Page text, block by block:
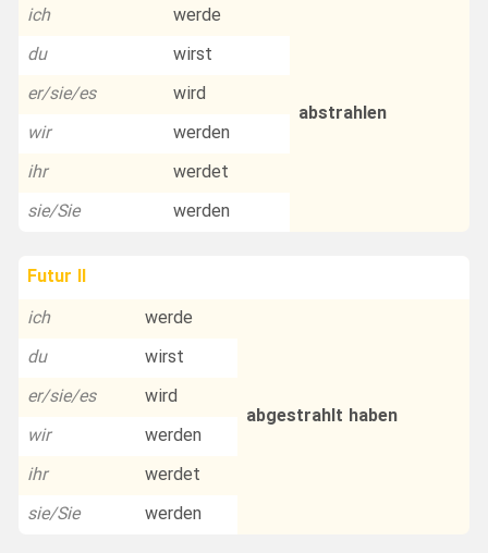
ich
werde
abstrahlen
du
wirst
er/sie/es
wird
wir
werden
ihr
werdet
sie/Sie
werden
Futur II
ich
werde
abgestrahlt haben
du
wirst
er/sie/es
wird
wir
werden
ihr
werdet
sie/Sie
werden